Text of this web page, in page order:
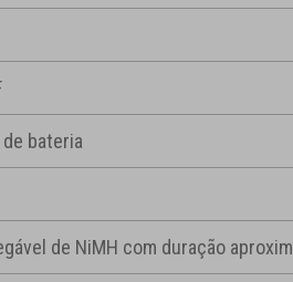
bateria
de NiMH com duração